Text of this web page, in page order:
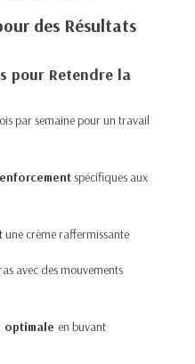
des Résultats
pour Retendre la
par semaine pour un travail
spécifiques aux
une crème raffermissante
avec des mouvements
optimale en buvant